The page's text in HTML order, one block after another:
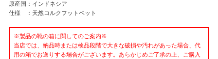
原産国：インドネシア
仕様 ：天然コルクフットベット
※製品の靴の箱に関してのご案内※
当店では、納品時または検品段階で大きな破損や汚れがあった場合、代
用の箱でお送りする場合がございます。あらかじめご了承の上、ご購入